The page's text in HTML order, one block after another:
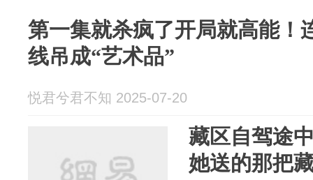
第一集就杀疯了开局就高能！
线吊成“艺术品”
悦君兮君不知 2025-07-20
藏区自驾途
她送的那把